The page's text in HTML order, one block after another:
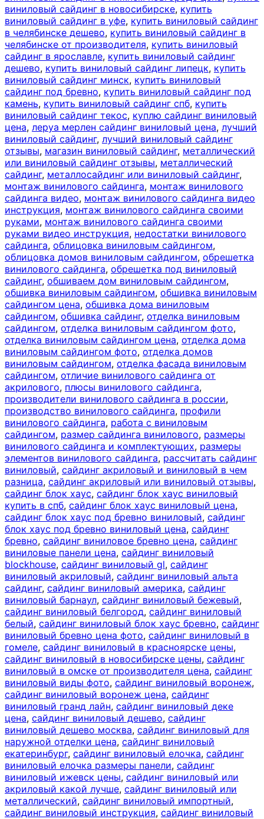
виниловый сайдинг в новосибирске, купить
виниловый сайдинг в уфе, купить виниловый сайдинг
в челябинске дешево, купить виниловый сайдинг в
челябинске от производителя, купить виниловый
сайдинг в ярославле, купить виниловый сайдинг
дешево, купить виниловый сайдинг липецк, купить
виниловый сайдинг минск, купить виниловый
сайдинг под бревно, купить виниловый сайдинг под
камень, купить виниловый сайдинг спб, купить
виниловый сайдинг текос, куплю сайдинг виниловый
цена, леруа мерлен сайдинг виниловый цена, лучший
виниловый сайдинг, лучший виниловый сайдинг
отзывы, магазин виниловый сайдинг, металлический
или виниловый сайдинг отзывы, металлический
сайдинг, металлосайдинг или виниловый сайдинг,
монтаж винилового сайдинга, монтаж винилового
сайдинга видео, монтаж винилового сайдинга видео
инструкция, монтаж винилового сайдинга своими
руками, монтаж винилового сайдинга своими
руками видео инструкция, недостатки винилового
сайдинга, облицовка виниловым сайдингом,
облицовка домов виниловым сайдингом, обрешетка
винилового сайдинга, обрешетка под виниловый
сайдинг, обшиваем дом виниловым сайдингом,
обшивка виниловым сайдингом, обшивка виниловым
сайдингом цена, обшивка дома виниловым
сайдингом, обшивка сайдинг, отделка виниловым
сайдингом, отделка виниловым сайдингом фото,
отделка виниловым сайдингом цена, отделка дома
виниловым сайдингом фото, отделка домов
виниловым сайдингом, отделка фасада виниловым
сайдингом, отличие винилового сайдинга от
акрилового, плюсы винилового сайдинга,
производители винилового сайдинга в россии,
производство винилового сайдинга, профили
винилового сайдинга, работа с виниловым
сайдингом, размер сайдинга винилового, размеры
винилового сайдинга и комплектующих, размеры
элементов винилового сайдинга, рассчитать сайдинг
виниловый, сайдинг акриловый и виниловый в чем
разница, сайдинг акриловый или виниловый отзывы,
сайдинг блок хаус, сайдинг блок хаус виниловый
купить в спб, сайдинг блок хаус виниловый цена,
сайдинг блок хаус под бревно виниловый, сайдинг
блок хаус под бревно виниловый цена, сайдинг
бревно, сайдинг виниловое бревно цена, сайдинг
виниловые панели цена, сайдинг виниловый
blockhouse, сайдинг виниловый gl, сайдинг
виниловый акриловый, сайдинг виниловый альта
сайдинг, сайдинг виниловый америка, сайдинг
виниловый барнаул, сайдинг виниловый бежевый,
сайдинг виниловый белгород, сайдинг виниловый
белый, сайдинг виниловый блок хаус бревно, сайдинг
виниловый бревно цена фото, сайдинг виниловый в
гомеле, сайдинг виниловый в красноярске цены,
сайдинг виниловый в новосибирске цены, сайдинг
виниловый в омске от производителя цена, сайдинг
виниловый виды фото, сайдинг виниловый воронеж,
сайдинг виниловый воронеж цена, сайдинг
виниловый гранд лайн, сайдинг виниловый деке
цена, сайдинг виниловый дешево, сайдинг
виниловый дешево москва, сайдинг виниловый для
наружной отделки цена, сайдинг виниловый
екатеринбург, сайдинг виниловый елочка, сайдинг
виниловый елочка размеры панели, сайдинг
виниловый ижевск цены, сайдинг виниловый или
акриловый какой лучше, сайдинг виниловый или
металлический, сайдинг виниловый импортный,
сайдинг виниловый инструкция, сайдинг виниловый